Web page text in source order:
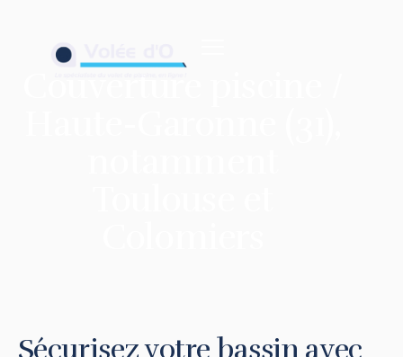
Sécurisez votre bassin avec